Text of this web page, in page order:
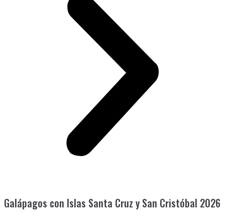
Galápagos con Islas Santa Cruz y San Cristóbal 2026